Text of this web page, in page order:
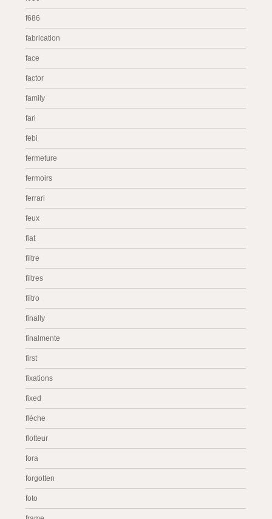
f686
fabrication
face
factor
family
fari
febi
fermeture
fermoirs
ferrari
feux
fiat
filtre
filtres
filtro
finally
finalmente
first
fixations
fixed
flèche
flotteur
fora
forgotten
foto